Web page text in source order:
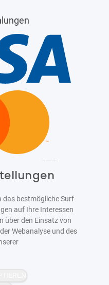
das bestmögliche Surf-
auf Ihre Interessen
über den Einsatz von
Webanalyse und des